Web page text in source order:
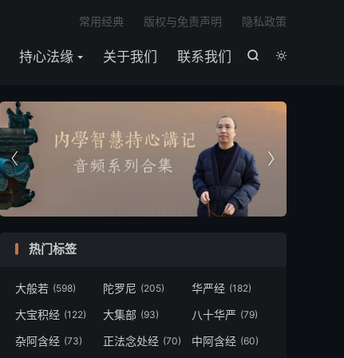


持心法缘 关于我们 联系我们
常用经典 版权与免责声明 隐私政策


热门标签
大般若 (598) 陀罗尼 (205) 华严经 (182)
大宝积经 (122) 大集部 (93) 八十华严 (79)
杂阿含经 (73) 正法念处经 (70) 中阿含经 (60)